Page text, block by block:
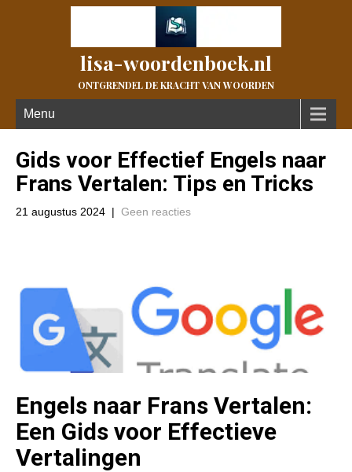
lisa-woordenboek.nl
ONTGRENDEL DE KRACHT VAN WOORDEN
Menu
Gids voor Effectief Engels naar
Frans Vertalen: Tips en Tricks
21 augustus 2024 | Geen reacties
Engels naar Frans Vertalen:
Een Gids voor Effectieve
Vertalingen